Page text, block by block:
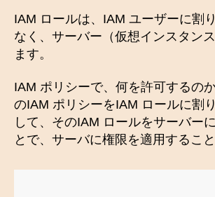
IAM ロールは、IAM ユーザーに割
なく、サーバー（仮想インスタン
ます。
IAM ポリシーで、何を許可するの
のIAM ポリシーをIAM ロールに割
して、そのIAM ロールをサーバー
とで、サーバに権限を適用するこ